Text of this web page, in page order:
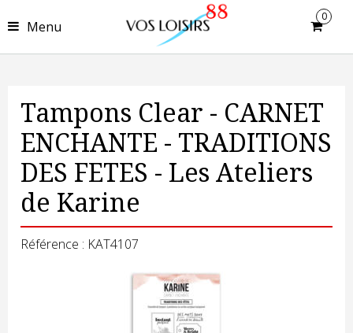
Menu
0
Tampons Clear - CARNET
ENCHANTE - TRADITIONS
DES FETES - Les Ateliers
de Karine
Référence : KAT4107